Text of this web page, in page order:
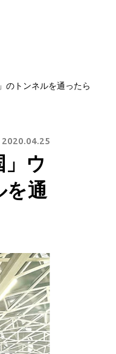
のトンネルを通ったら
ウ
通
2020.04.25